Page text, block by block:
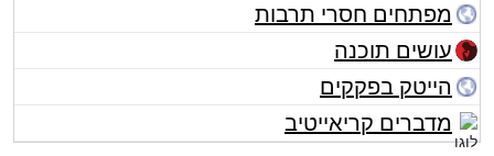
מפתחים חסרי תרבות
עושים תוכנה
הייטק בפקקים
מדברים קריאייטיב